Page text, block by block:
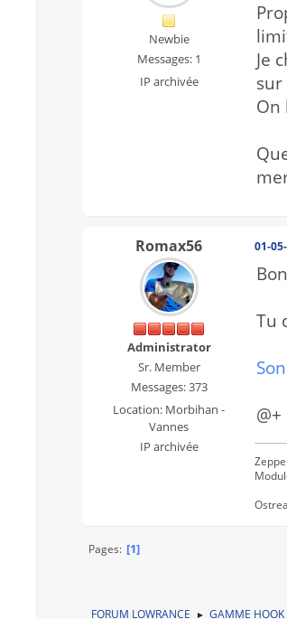
Newbie
Messages: 1
IP archivée
Je
On
Romax56
Administrator
Sr. Member
Messages: 373
Location: Morbihan -
Vannes
IP archivée
01-
Tu
@+
Pages 1
FORUM LOWRANCE ► GAMME HOOK